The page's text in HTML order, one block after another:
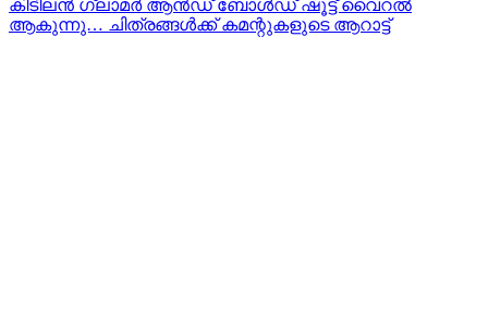
കിടിലന്‍ ഗ്ലാമര്‍ ആന്‍ഡ്‌ ബോള്‍ഡ് ഷൂട്ട്‌ വൈറല്‍
ആകുന്നു… ചിത്രങ്ങള്‍ക്ക് കമന്റുകളുടെ ആറാട്ട്